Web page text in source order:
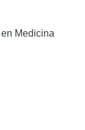
Medicina